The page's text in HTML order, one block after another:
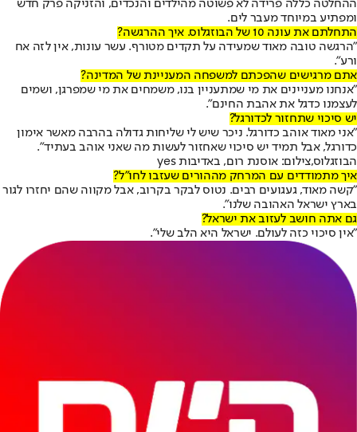
ההחלטה כללה פרידה לא פשוטה מהילדים והנכדים, והזניקה פרק חדש
ומפתיע במיוחד מעבר לים.
התחלתם את עונה 10 של הבוזגלוס. איך ההרגשה?
"הרגשה טובה מאוד שמעידה על תקדים מטורף. עשר עונות, אין לזה אח
ורע".
אתם מרגישים שהפכתם למשפחה המעניינת של המדינה?
"אנחנו מעניינים את מי שמתעניין בנו, משמחים את מי שמפרגן, ושמים
לעצמנו כדגל את אהבת החינם".
יש סיכוי שתחזור לכדורגל?
"אני מאוד אוהב כדורגל. ניכר שיש לי שליחות גדולה בהרבה מאשר אימון
כדורגל, אבל תמיד יש סיכוי שאחזור לעשות מה שאני אוהב בעתיד".
הבוזגלוס,צילום: אוסנת רום, באדיבות yes
איך מתמודדים עם המרחק מההורים שעזבו לחו"ל?
"קשה מאוד, געגועים רבים. נטוס לבקר בקרוב, אבל מקווה שהם יחזרו לגור
בארץ ישראל האהובה שלנו".
גם אתה חושב לעזוב את ישראל?
"אין סיכוי כזה לעולם. ישראל היא הלב שלי".